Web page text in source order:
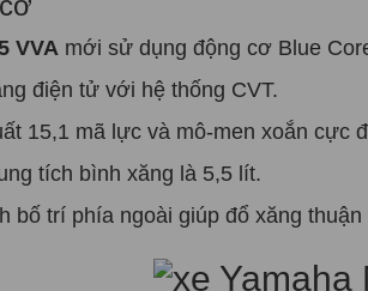
VVA mới sử dụng động cơ Blue
điện tử với hệ thống CVT.
15,1 mã lực và mô-men xoắn cực
tích bình xăng là 5,5 lít.
bố trí phía ngoài giúp đổ xăng thuận